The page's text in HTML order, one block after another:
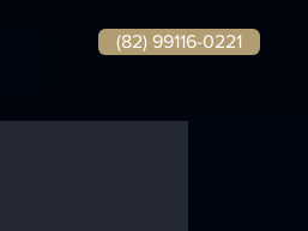
(82) 99116-0221